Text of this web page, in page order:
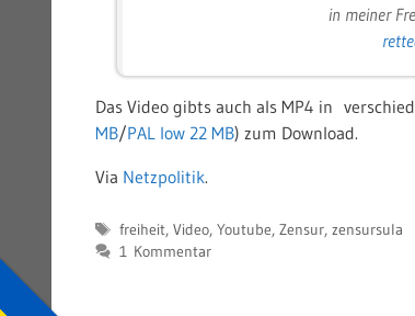
in meiner
Das Video gibts auch als MP4 in
MB/PAL low 22 MB) zum Download.
Via Netzpolitik.
Schlagwörter
freiheit, Video, Youtube, Zensur, zensursula
1 Kommentar